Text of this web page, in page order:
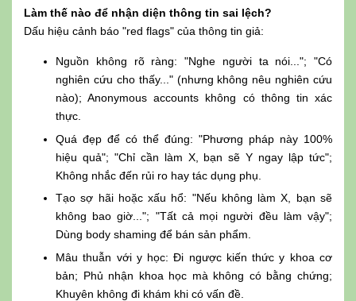
Làm thế nào để nhận diện thông tin sai lệch?
Dấu hiệu cảnh báo "red flags" của thông tin giả:
Nguồn không rõ ràng: "Nghe người ta nói..."; "Có
nghiên cứu cho thấy..." (nhưng không nêu nghiên cứu
nào); Anonymous accounts không có thông tin xác
thực.
Quá đẹp để có thể đúng: "Phương pháp này 100%
hiệu quả"; "Chỉ cần làm X, bạn sẽ Y ngay lập tức";
Không nhắc đến rủi ro hay tác dụng phụ.
Tạo sợ hãi hoặc xấu hổ: "Nếu không làm X, bạn sẽ
không bao giờ..."; "Tất cả mọi người đều làm vậy";
Dùng body shaming để bán sản phẩm.
Mâu thuẫn với y học: Đi ngược kiến thức y khoa cơ
bản; Phủ nhận khoa học mà không có bằng chứng;
Khuyên không đi khám khi có vấn đề.